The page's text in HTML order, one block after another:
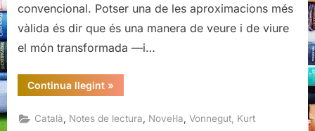
convencional. Potser una de les aproximacions més
vàlida és dir que és una manera de veure i de viure
el món transformada —i…
Continua llegint“Mare
nit,
Vonnegut”
»
Català Notes de lectura Novel·la ,Vonnegut, Kurt